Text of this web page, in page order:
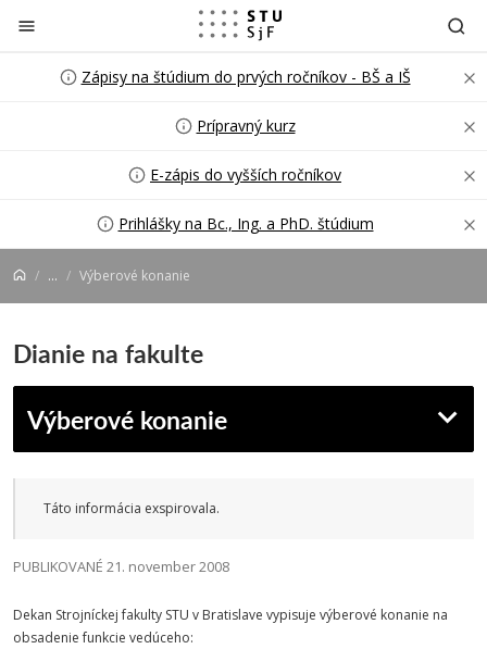
Prejsť na obsah
Zápisy na štúdium do prvých ročníkov - BŠ a IŠ
Prípravný kurz
E-zápis do vyšších ročníkov
Prihlášky na Bc., Ing. a PhD. štúdium
... Výberové konanie
Dianie na fakulte
Výberové konanie
Táto informácia exspirovala.
PUBLIKOVANÉ 21. november 2008
Dekan Strojníckej fakulty STU v Bratislave vypisuje výberové konanie na
obsadenie funkcie vedúceho: